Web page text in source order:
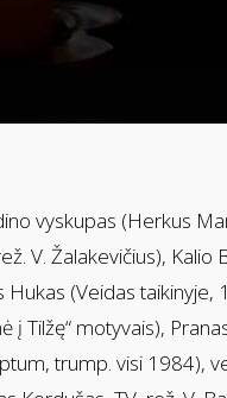
vyskupas (Herkus
V. Žalakevičius),
(Veidas
Tilžę“ motyvais),
trump. visi 1984),